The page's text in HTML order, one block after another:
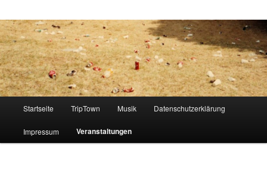
Zum
Inhalt
Startseite TripTown Musik Datenschutzerklärung
Impressum Veranstaltungen